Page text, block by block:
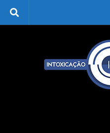
Skip to content